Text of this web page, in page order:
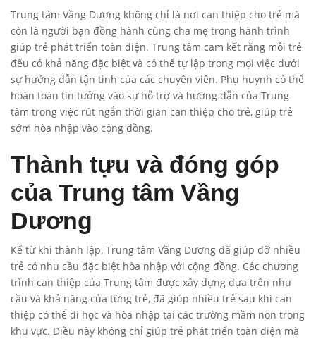
Trung tâm Vầng Dương không chỉ là nơi can thiệp cho trẻ mà
còn là người bạn đồng hành cùng cha mẹ trong hành trình
giúp trẻ phát triển toàn diện. Trung tâm cam kết rằng mỗi trẻ
đều có khả năng đặc biệt và có thể tự lập trong mọi việc dưới
sự hướng dẫn tận tình của các chuyên viên. Phụ huynh có thể
hoàn toàn tin tưởng vào sự hỗ trợ và hướng dẫn của Trung
tâm trong việc rút ngắn thời gian can thiệp cho trẻ, giúp trẻ
sớm hòa nhập vào cộng đồng.
Thành tựu và đóng góp
của Trung tâm Vầng
Dương
Kể từ khi thành lập, Trung tâm Vầng Dương đã giúp đỡ nhiều
trẻ có nhu cầu đặc biệt hòa nhập với cộng đồng. Các chương
trình can thiệp của Trung tâm được xây dựng dựa trên nhu
cầu và khả năng của từng trẻ, đã giúp nhiều trẻ sau khi can
thiệp có thể đi học và hòa nhập tại các trường mầm non trong
khu vực. Điều này không chỉ giúp trẻ phát triển toàn diện mà